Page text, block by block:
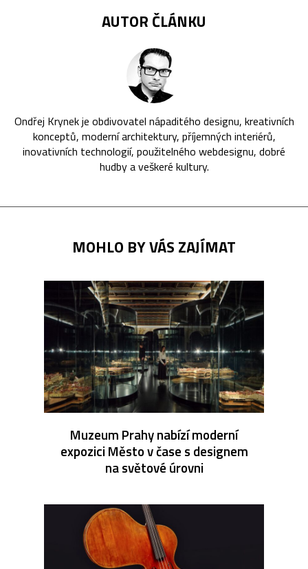
AUTOR ČLÁNKU
Ondřej Krynek je obdivovatel nápaditého designu, kreativních
konceptů, moderní architektury, příjemných interiérů,
inovativních technologií, použitelného webdesignu, dobré
hudby a veškeré kultury.
MOHLO BY VÁS ZAJÍMAT
Muzeum Prahy nabízí moderní
expozici Město v čase s designem
na světové úrovni